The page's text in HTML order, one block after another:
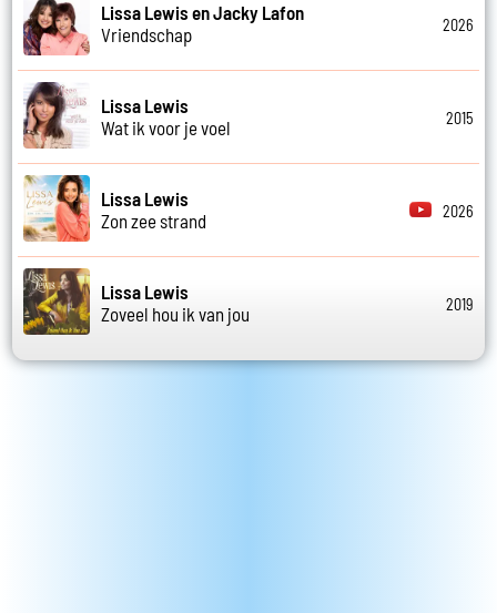
Lissa Lewis en Jacky Lafon
Vriendschap
2026
Lissa Lewis
Wat ik voor je voel
2015
Lissa Lewis
Zon zee strand
2026
Lissa Lewis
Zoveel hou ik van jou
2019